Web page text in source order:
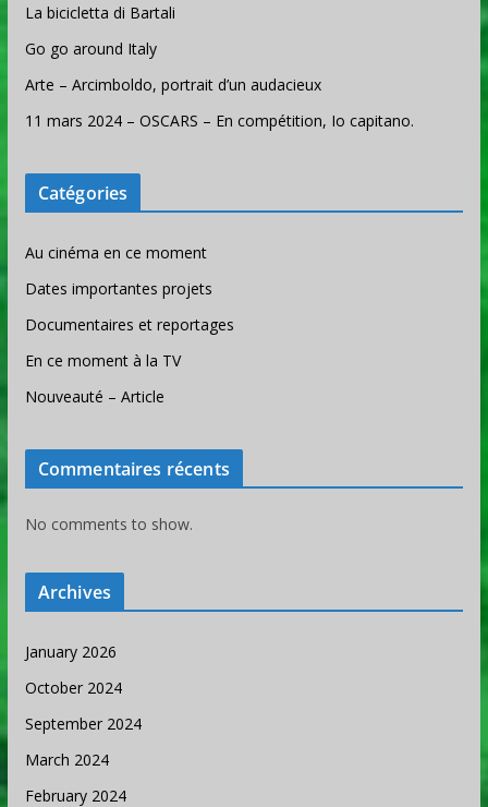
La bicicletta di Bartali
Go go around Italy
Arte – Arcimboldo, portrait d’un audacieux
11 mars 2024 – OSCARS – En compétition, Io capitano.
Catégories
Au cinéma en ce moment
Dates importantes projets
Documentaires et reportages
En ce moment à la TV
Nouveauté – Article
Commentaires récents
No comments to show.
Archives
January 2026
October 2024
September 2024
March 2024
February 2024